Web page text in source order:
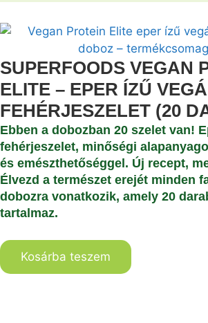
SUPERFOODS VEGAN
ELITE – EPER ÍZŰ
FEHÉRJESZELET (20
Ebben a dobozban 20 szelet van!
fehérjeszelet, minőségi
és emészthetőséggel. Új recept,
Élvezd a természet erejét minden
dobozra vonatkozik, amely 20
tartalmaz.
Kosárba teszem